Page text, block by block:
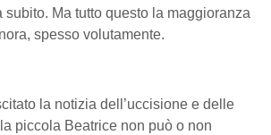
subito. Ma tutto questo la maggioranza
spesso volutamente.
la notizia dell’uccisione e delle
piccola Beatrice non può o non